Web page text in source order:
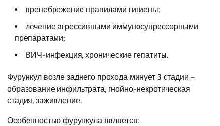
пренебрежение правилами гигиены;
лечение агрессивными иммуносупрессорными
препаратами;
ВИЧ-инфекция, хронические гепатиты.
Фурункул возле заднего прохода минует 3 стадии –
образование инфильтрата, гнойно-некротическая
стадия, заживление.
Особенностью фурункула является: